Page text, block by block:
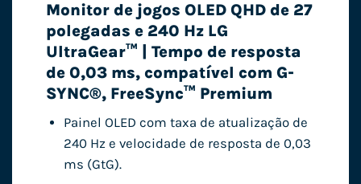
Monitor de jogos OLED QHD de 27
polegadas e 240 Hz LG
UltraGear™ | Tempo de resposta
de 0,03 ms, compatível com G-
SYNC®, FreeSync™ Premium
Painel OLED com taxa de atualização de
240 Hz e velocidade de resposta de 0,03
ms (GtG).